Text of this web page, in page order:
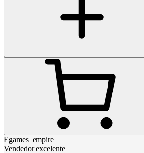
Egames_empire
Vendedor excelente